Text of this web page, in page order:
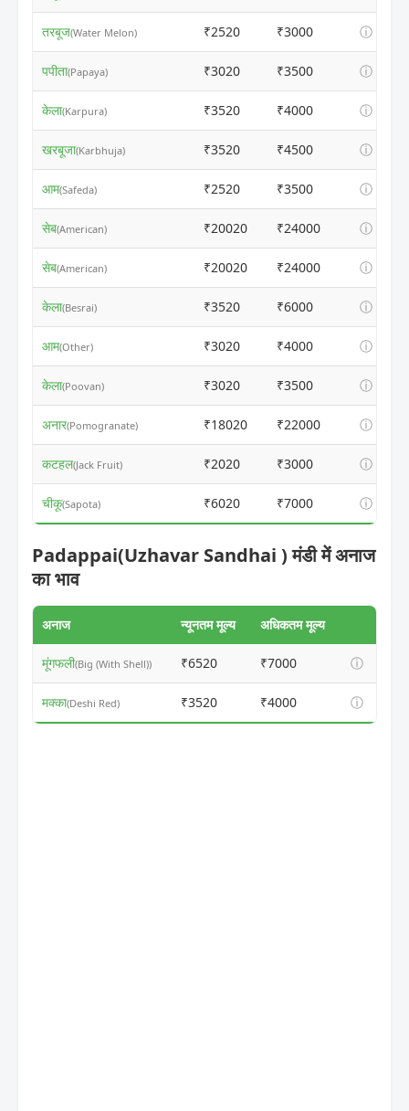
तरबूज(Water Melon) ₹2520 ₹3000 ⓘ
पपीता(Papaya) ₹3020 ₹3500 ⓘ
केला(Karpura) ₹3520 ₹4000 ⓘ
खरबूजा(Karbhuja) ₹3520 ₹4500 ⓘ
आम(Safeda) ₹2520 ₹3500 ⓘ
सेब(American) ₹20020 ₹24000 ⓘ
सेब(American) ₹20020 ₹24000 ⓘ
केला(Besrai) ₹3520 ₹6000 ⓘ
आम(Other) ₹3020 ₹4000 ⓘ
केला(Poovan) ₹3020 ₹3500 ⓘ
अनार(Pomogranate) ₹18020 ₹22000 ⓘ
कटहल(Jack Fruit) ₹2020 ₹3000 ⓘ
चीकू(Sapota) ₹6020 ₹7000 ⓘ
Padappai(Uzhavar Sandhai ) मंडी में अनाज
का भाव
अनाज न्यूनतम मूल्य अधिकतम मूल्य
मूंगफली(Big (With Shell)) ₹6520 ₹7000 ⓘ
मक्का(Deshi Red) ₹3520 ₹4000 ⓘ